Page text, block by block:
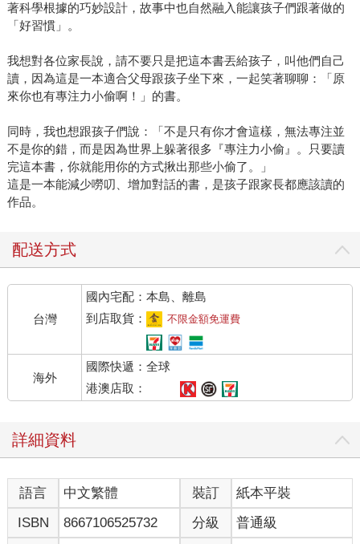
著科學根據的巧妙設計，故事中也自然融入能讓孩子們跟著做的
「好習慣」。
我想對各位家長說，請不要只是把這本書丟給孩子，叫他們自己
讀，因為這是一本適合父母跟孩子坐下來，一起笑著聊聊：「原
來你也有專注力小偷啊！」的書。
同時，我也想跟孩子們說：「不是只有你才會這樣，無法專注並
不是你的錯，而是因為世界上躲著很多『專注力小偷』。只要讀
完這本書，你就能用你的方式揪出那些小偷了。」
這是一本能減少嘮叨、增加對話的書，是孩子跟家長都應該讀的
作品。
配送方式
台灣
國內宅配：本島、離島
到店取貨：
不限金額免運費
海外
國際快遞：全球
港澳店取：
詳細資料
語言 中文繁體 裝訂
紙本平裝
ISBN
8667106525732 分級 普通級